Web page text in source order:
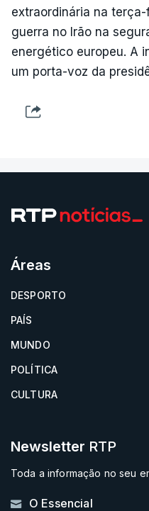
extraordinária na
guerra no Irão na
energético europeu. A
um porta-voz da
Áreas
DESPORTO
PAÍS
MUNDO
POLÍTICA
CULTURA
Newsletter RTP
Toda a informação no seu
O Essencial